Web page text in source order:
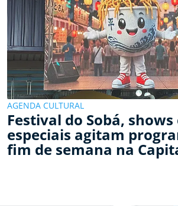
AGENDA CULTURAL
Festival do Sobá,
especiais agitam
fim de semana na